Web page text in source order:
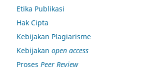
Etika Publikasi
Hak Cipta
Kebijakan Plagiarisme
Kebijakan open access
Proses Peer Review